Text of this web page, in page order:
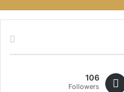
106
Followers